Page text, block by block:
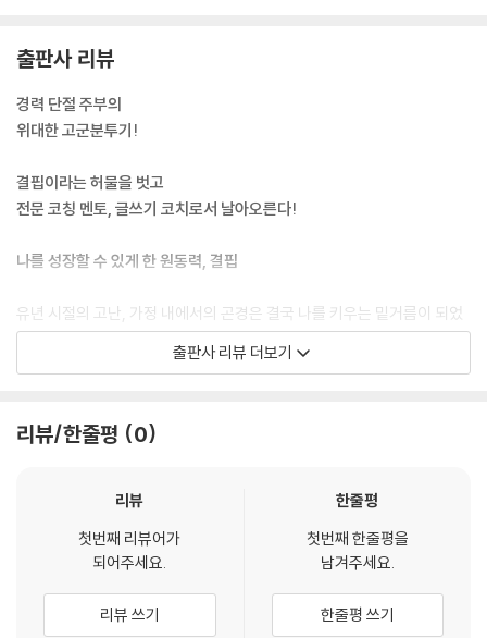
3) 타인의 신발을 신어 보기
5) 두근거리는 매일의 삶을 위하여
6) 나의 엄마 최구남 씨
8) 2012년 전문 코치 타이틀
9) 마흔에 꽃피운 삶을 고백합니다
출판사 리뷰
경력 단절 주부의
위대한 고군분투기!
결핍이라는 허물을 벗고
전문 코칭 멘토, 글쓰기 코치로서 날아오른다!
나를 성장할 수 있게 한 원동력, 결핍
유년 시절의 고난, 가정 내에서의 곤경은 결국 나를 키우는 밑거름이 되었
다. 공부는 마음에 들어찬 쓰레기를 버리는 해우소나 다름이 없었다. 단호
한 결단과 실행으로 끝내 글쓰기 책 쓰기 코치가 된 지금, 지난날의 결핍을
경력 단절 주부의 고군분투기
평생학습관과 각 도서관에서 스피치 강사로 일하며 다른 이들을 독려하는
과 마음도 챙기기 위해 동분서주하며 뛰었던 시기였다. 그렇게 열정적으로
흘린 땀방울이 없었다면 ‘나’라는 꽃도 피지 못했을 것이다.
행동은 반드시 미래의 성장을 선물한다
출판사 리뷰 더보기
리뷰/한줄평 0
리뷰
첫번째 리뷰어가
되어주세요.
리뷰 쓰기
한줄평
첫번째 한줄평을
남겨주세요.
한줄평 쓰기